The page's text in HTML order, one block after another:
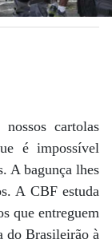
cartolas
é impossível
A bagunça lhes
A CBF estuda
que entreguem
do Brasileirão à